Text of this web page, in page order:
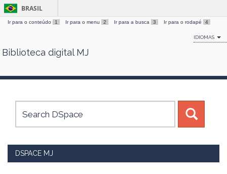
Skip
BRASIL
Ir para o conteúdo 1 Ir para o menu 2 Ir para a busca 3 Ir para o rodapé 4
IDIOMAS
Biblioteca digital MJ
DSPACE MJ